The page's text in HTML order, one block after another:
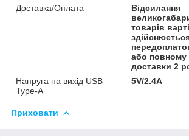
Доставка/Оплата
Відсилання
товарів
або повному
доставки 2
Напруга на вихід USB
Type-A
5V/2.4A
Приховати